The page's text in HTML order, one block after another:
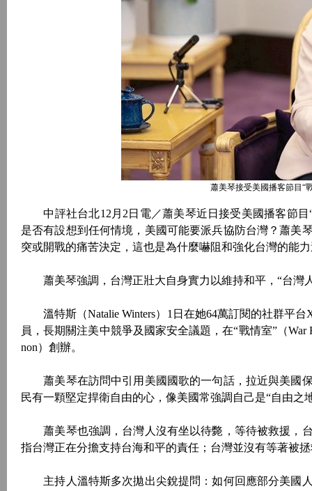
蕭美琴接受美國播客節目“
中評社台北12月2日電／蕭美琴近日接受美國播客節目“
是否有設想到任何情境，美國可能要派兵協防台灣？蕭美
突或開戰的痛苦決定，這也是為什麼嚇阻和強化台灣的能
蕭美琴強調，台灣正壯大自身實力以維持和平，“台灣
溫特斯（Natalie Winters）1日在她64萬訂閱的社群平台
員，長期關注美中競爭及國家安全議題，在“戰情室”（
non）創辦。
蕭美琴在訪問中引用美國國歌的一句話，拉近與美國
民有一顆堅定捍衛自由的心，像美國常強調自己是“自由之
蕭美琴也強調，台灣人沒有坐以待斃，等待被救援，
指台灣正在分擔支持台海和平的責任；台灣並沒有等著被
主持人溫特斯多次拋出尖銳提問：如何回應部分美國